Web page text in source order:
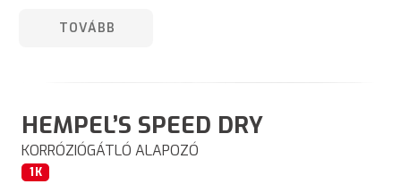
TOVÁBB
HEMPEL’S SPEED DRY
KORRÓZIÓGÁTLÓ ALAPOZÓ
1K